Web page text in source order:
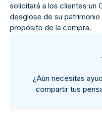
solicitará a los clientes un
desglose de su
propósito de la compra.
¿Aún necesitas
compartir tus